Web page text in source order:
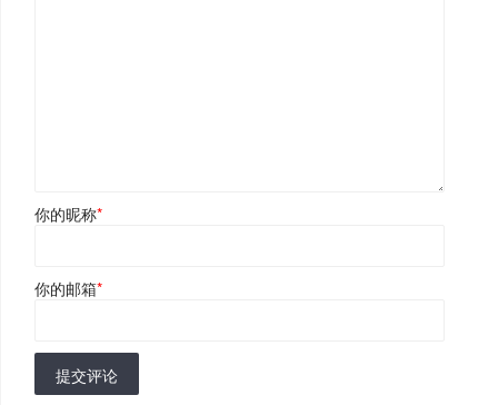
你的昵称*
你的邮箱*
提交评论